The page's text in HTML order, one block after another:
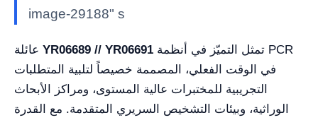
image-29188" s
YR06689 // YR06691 تمثل التميّز في أنظمة PCR
في الوقت الفعلي، المصممة خصيصاً لتلبية المتطلبات
التجريبية للمختبرات عالية المستوى، ومراكز الأبحاث
الوراثية، وبيئات التشخيص السريري المتقدمة. مع القدرة